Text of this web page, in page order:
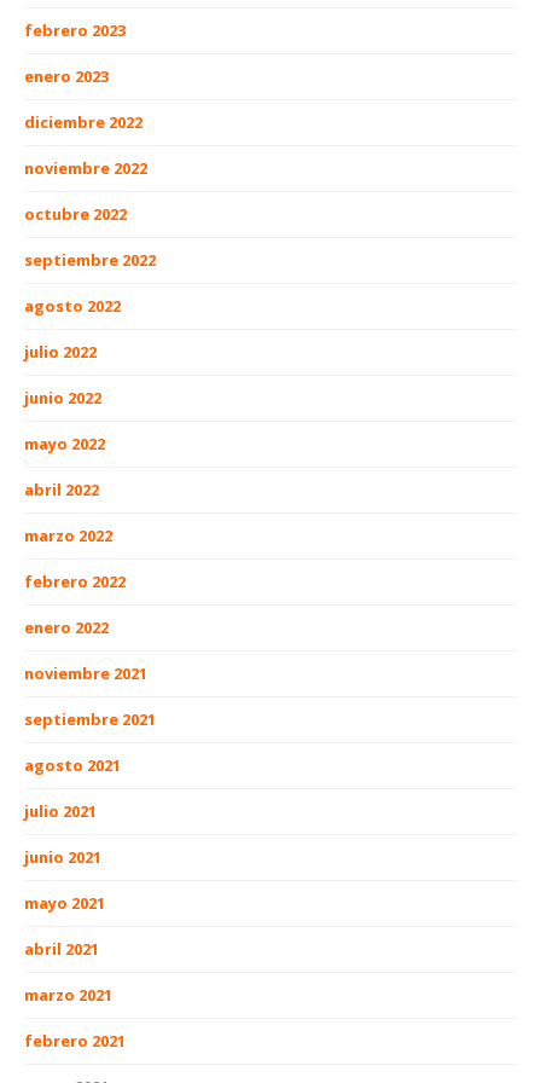
febrero 2023
enero 2023
diciembre 2022
noviembre 2022
octubre 2022
septiembre 2022
agosto 2022
julio 2022
junio 2022
mayo 2022
abril 2022
marzo 2022
febrero 2022
enero 2022
noviembre 2021
septiembre 2021
agosto 2021
julio 2021
junio 2021
mayo 2021
abril 2021
marzo 2021
febrero 2021